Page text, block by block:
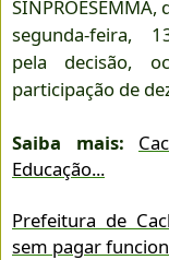
SINPROESEMMA,
segunda-feira,
pela decisão,
participação de
Saiba mais:
Educação...
Prefeitura de
sem pagar